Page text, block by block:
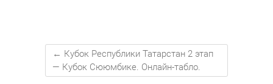
← Кубок Республики Татарстан 2 этап
— Кубок Сююмбике. Онлайн-табло.